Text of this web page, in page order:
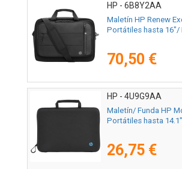
HP - 6B8Y2AA
Maletín HP Renew
Portátiles hasta 16"/
70,50 €
HP - 4U9G9AA
Maletín/ Funda HP
Portátiles hasta
26,75 €